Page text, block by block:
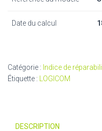
Date du calcul
Catégorie : Indice de
Étiquette :
LOGICOM
DESCRIPTION